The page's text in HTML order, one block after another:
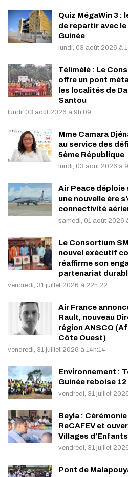
Quiz MégaWin 3
de repartir avec
Guinée
lundi, 03 août 2026 à
Télimélé : Le
offre un pont
les localités de
Santou
lundi, 03 août 2026 à 9h:09
Mme Camara
au service des
5ème République
lundi, 03 août 2026 à
Air Peace déploie
une nouvelle ère
connectivité
samedi, 01 août 2026
Le Consortium
nouvel exécutif
réaffirme son
partenariat
vendredi, 31 juillet 2026 à 22h:22
Air France
Rault, nouveau
région ANSCO
Côte Ouest)
vendredi, 31 juillet 2026 à 14h:14
Environnement :
Guinée reboise
vendredi, 31 juillet
Beyla :
ReCAFEV et
Villages d’Enfants
vendredi, 31 juillet
Pont de